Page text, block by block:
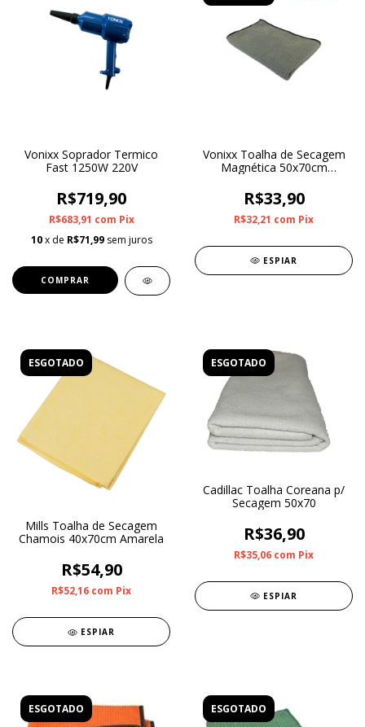
Vonixx Soprador Termico
Fast 1250W 220V
R$719,90
R$683,91 com Pix
10 x de R$71,99 sem juros
Vonixx Toalha de Secagem
Magnética 50x70cm
R$33,90
R$32,21 com Pix
ESPIAR
ESGOTADO
Mills Toalha de Secagem
Chamois 40x70cm Amarela
R$54,90
R$52,16 com Pix
ESPIAR
ESGOTADO
Cadillac Toalha Coreana p/
Secagem 50x70
R$36,90
R$35,06 com Pix
ESPIAR
ESGOTADO ESGOTADO